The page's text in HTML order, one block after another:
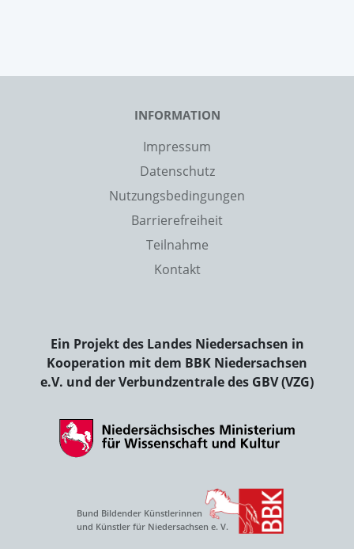
INFORMATION
Impressum
Datenschutz
Nutzungsbedingungen
Barrierefreiheit
Teilnahme
Kontakt
Ein Projekt des Landes Niedersachsen in
Kooperation mit dem BBK Niedersachsen
e.V. und der Verbundzentrale des GBV (VZG)
Bund Bildender Künstlerinnen
und Künstler für Niedersachsen e. V.